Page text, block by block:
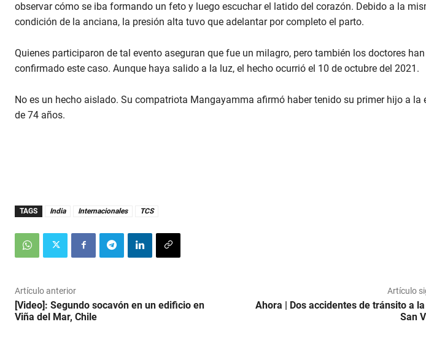
observar cómo se iba formando un feto y luego escuchar el latido del corazón. Debido a la
condición de la anciana, la presión alta tuvo que adelantar por completo el parto.
Quienes participaron de tal evento aseguran que fue un milagro, pero también los doctores han
confirmado este caso. Aunque haya salido a la luz, el hecho ocurrió el 10 de octubre del 2021.
No es un hecho aislado. Su compatriota Mangayamma afirmó haber tenido su primer hijo a la
de 74 años.
TAGS India Internacionales TCS
Artículo anterior
[Video]: Segundo socavón en un edificio en
Viña del Mar, Chile
Artículo
Ahora | Dos accidentes de tránsito a
San